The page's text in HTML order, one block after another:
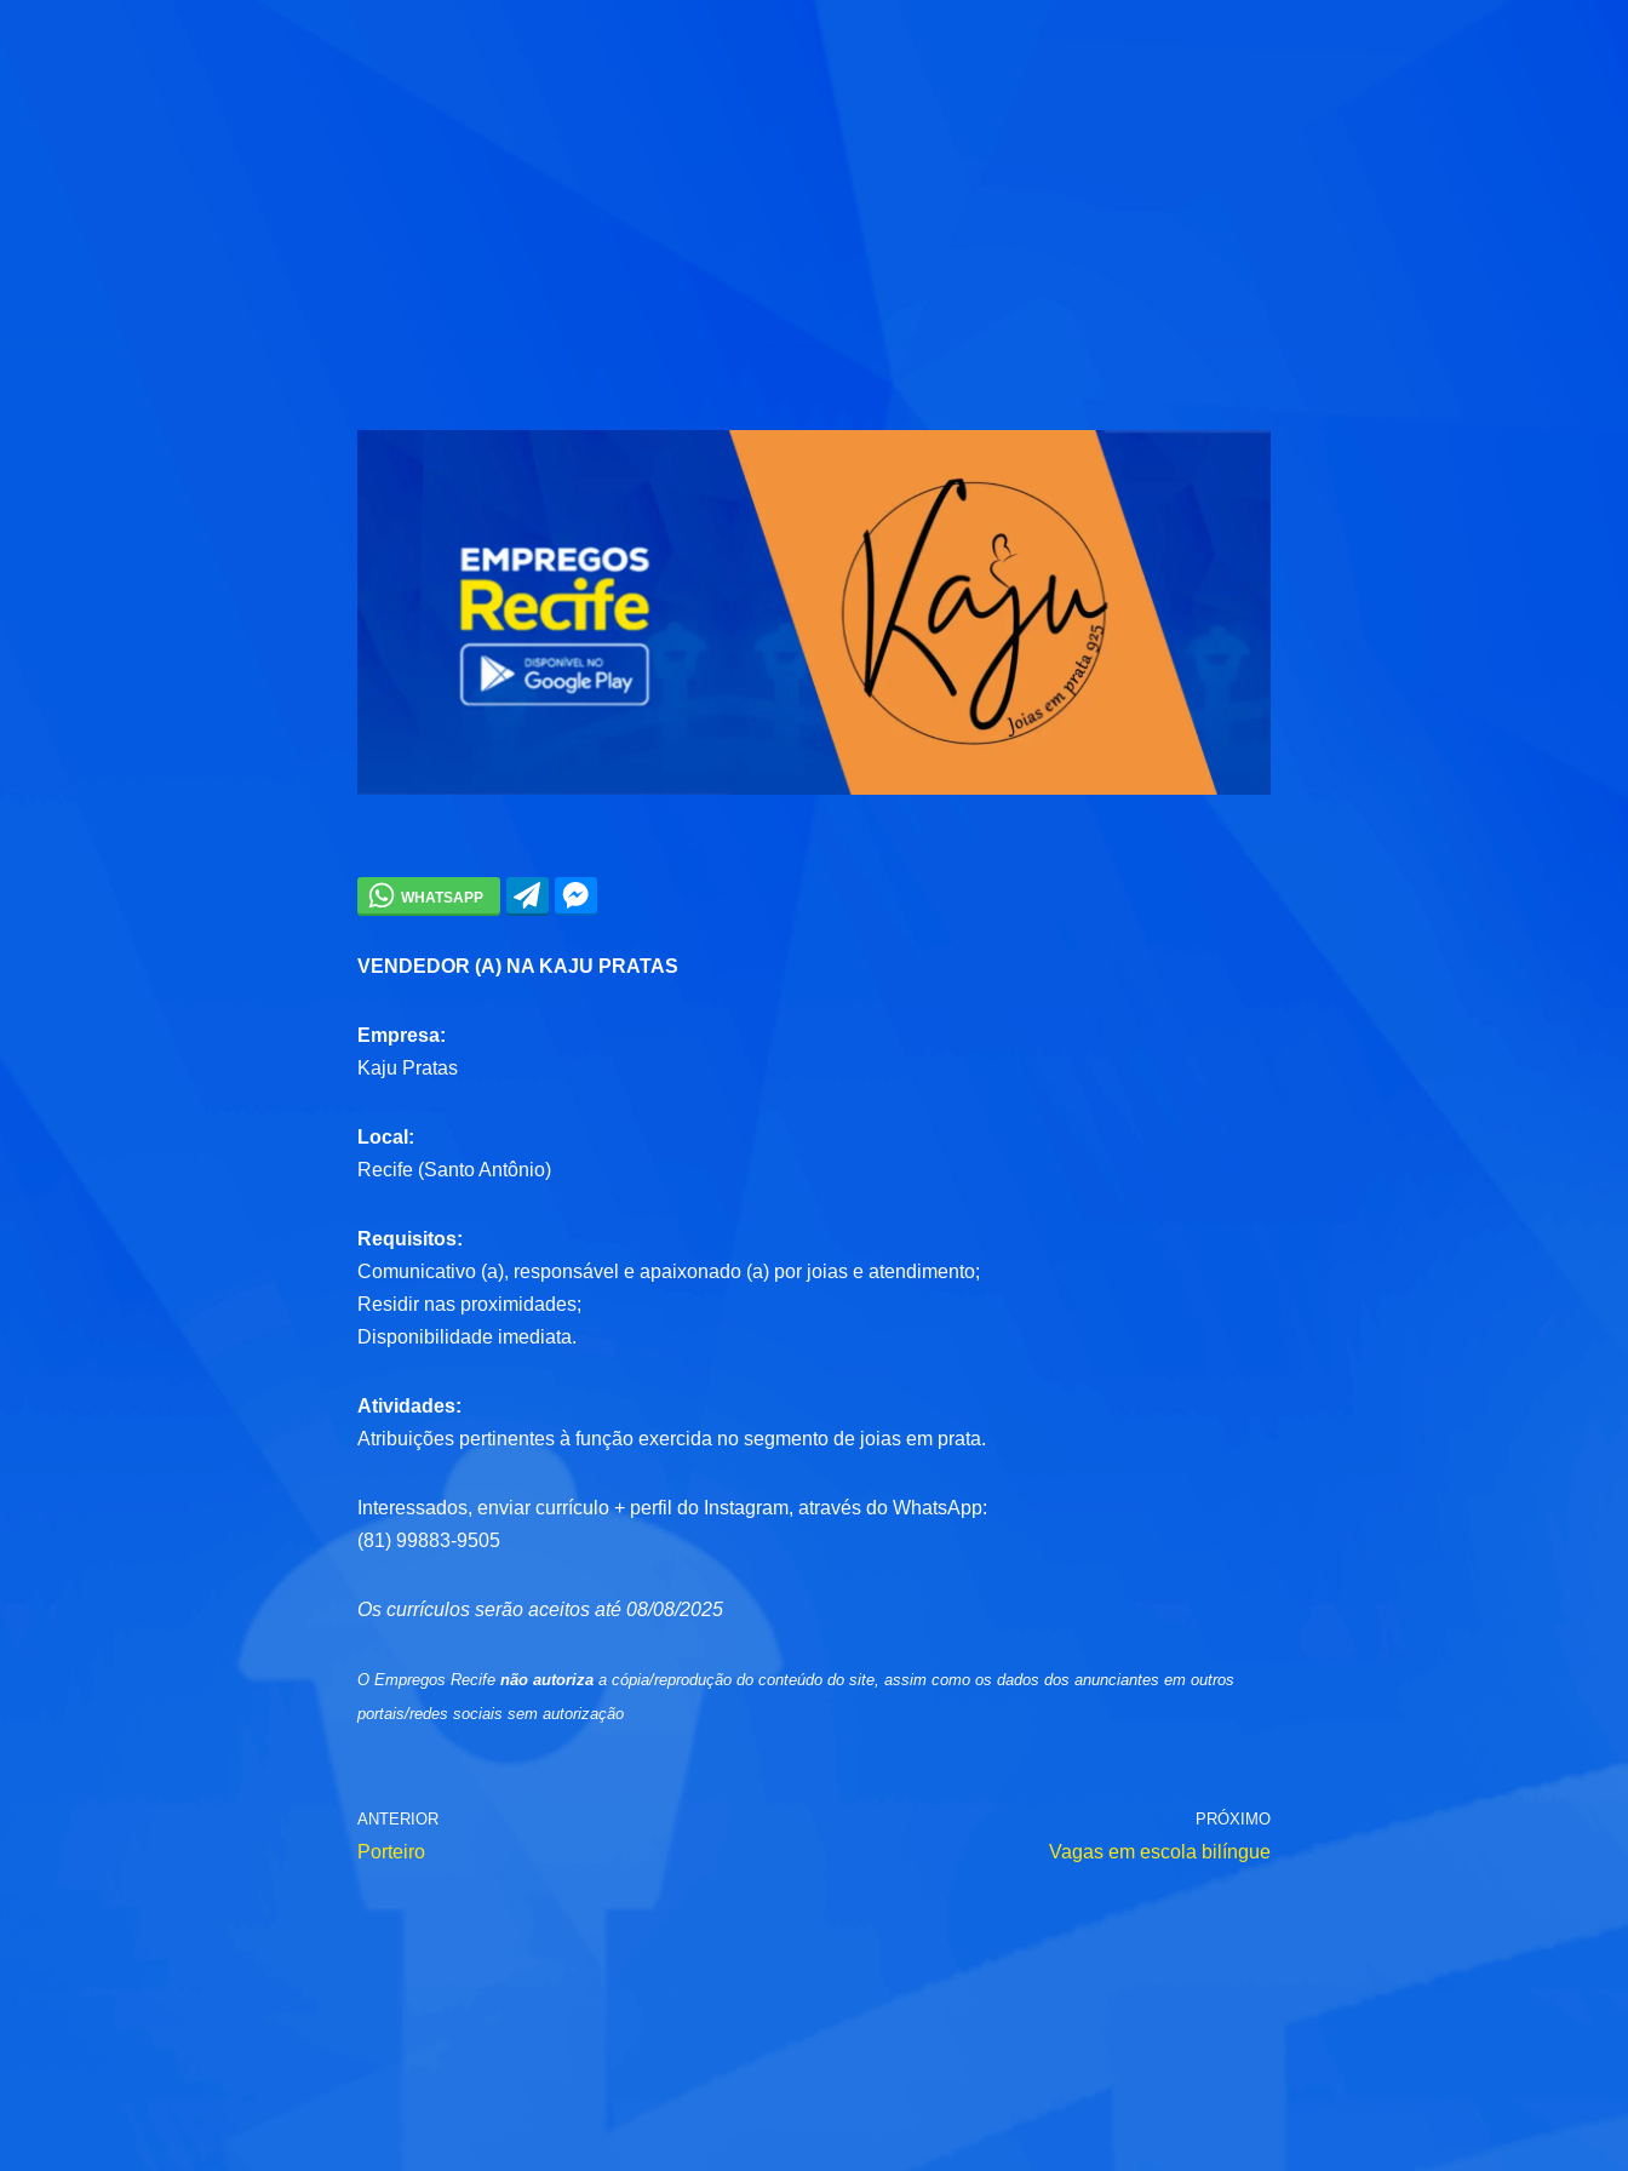
VENDEDOR (A) NA KAJU PRATAS
Empresa:
Kaju Pratas
Local:
Recife (Santo Antônio)
Requisitos:
Comunicativo (a), responsável e apaixonado (a) por joias e atendimento;
Residir nas proximidades;
Disponibilidade imediata.
Atividades:
Atribuições pertinentes à função exercida no segmento de joias em prata.
Interessados, enviar currículo + perfil do Instagram, através do WhatsApp:
‪(81) 99883‑9505‬
Os currículos serão aceitos até 08/08/2025
O Empregos Recifenão autorizaa cópia/reprodução do conteúdo do site, assim como os dados dos anunciantes em outros
portais/redes sociais sem autorização
ANTERIOR
Porteiro
PRÓXIMO
Vagas em escola bilíngue